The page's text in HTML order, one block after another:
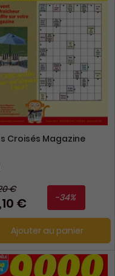
Croisés Magazine
€
€ -34%
Ajouter au panier